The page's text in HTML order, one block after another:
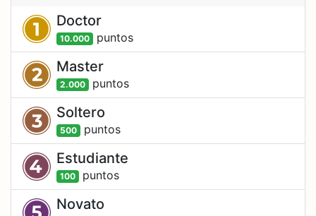
Doctor
10.000 puntos
Master
2.000 puntos
Soltero
500 puntos
Estudiante
100 puntos
Novato